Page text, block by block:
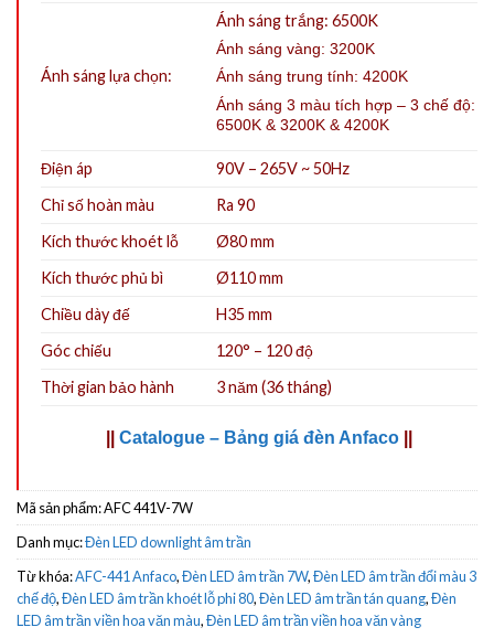
Ánh sáng lựa chọn:
Ánh sáng trắng: 6500K
Ánh sáng vàng: 3200K
Ánh sáng trung tính: 4200K
Ánh sáng 3 màu tích hợp – 3 chế độ:
6500K & 3200K & 4200K
Điện áp
90V – 265V ~ 50Hz
Chỉ số hoàn màu
Ra 90
Kích thước khoét lỗ
Ø80mm
Kích thước phủ bì
Ø110 mm
Chiều dày đế
H35 mm
Góc chiếu
120° – 120 độ
Thời gian bảo hành
3 năm (36 tháng)
Catalogue – Bảng giá đèn Anfaco
Mã sản phẩm:AFC 441V-7W
Danh mục:Đèn LED downlight âm trần
Từ khóa:AFC-441 Anfaco,Đèn LED âm trần 7W,Đèn LED âm trần đổi màu 3
chế độ,Đèn LED âm trần khoét lỗ phi 80,Đèn LED âm trần tán quang,Đèn
LED âm trần viền hoa văn màu,Đèn LED âm trần viền hoa văn vàng